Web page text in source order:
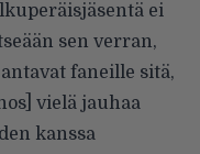
ei
sen verran,
faneille sitä,
vielä jauhaa
kanssa